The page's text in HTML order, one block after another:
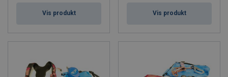
Vis produkt Vis produkt